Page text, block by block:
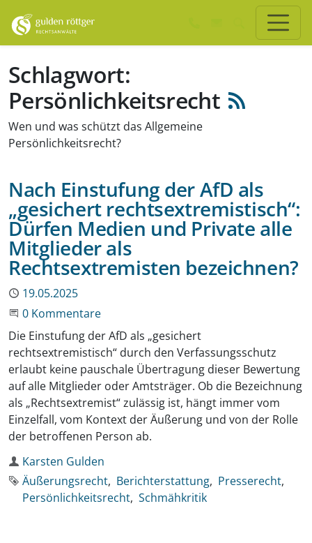
Schlagwort:
Persönlichkeitsrecht
Wen und was schützt das Allgemeine
Persönlichkeitsrecht?
Nach Einstufung der AfD als
„gesichert rechtsextremistisch“:
Dürfen Medien und Private alle
Mitglieder als
Rechtsextremisten bezeichnen?
Publiziert
19.05.2025
Beginne eine Unterhaltung
0 Kommentare
Die Einstufung der AfD als „gesichert
rechtsextremistisch“ durch den Verfassungsschutz
erlaubt keine pauschale Übertragung dieser Bewertung
auf alle Mitglieder oder Amtsträger. Ob die Bezeichnung
als „Rechtsextremist“ zulässig ist, hängt immer vom
Einzelfall, vom Kontext der Äußerung und von der Rolle
der betroffenen Person ab.
Autor
Karsten Gulden
Schlagworte
Äußerungsrecht Berichterstattung Presserecht
Persönlichkeitsrecht Schmähkritik